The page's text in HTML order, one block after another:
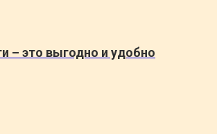
– это выгодно и удобно